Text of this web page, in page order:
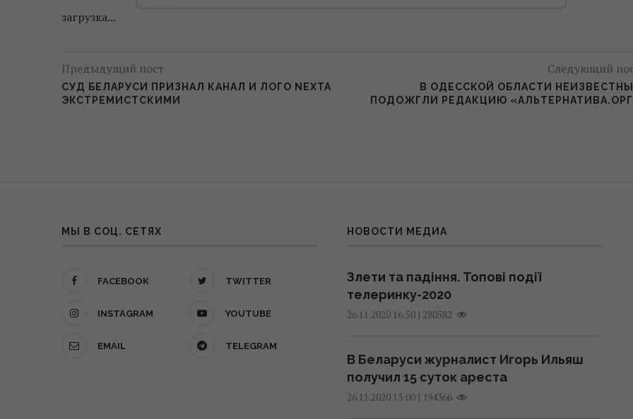
загрузка...
Предыдущий пост
СУД БЕЛАРУСИ ПРИЗНАЛ КАНАЛ И ЛОГО NEXTA
ЭКСТРЕМИСТСКИМИ
Следующий
В ОДЕССКОЙ ОБЛАСТИ
ПОДОЖГЛИ РЕДАКЦИЮ
МЫ В СОЦ. СЕТЯХ
FACEBOOK TWITTER
INSTAGRAM YOUTUBE
EMAIL TELEGRAM
НОВОСТИ МЕДИА
Злети та падіння. Топові події
телеринку-2020
26.11.2020 16:50| 280582
В Беларуси журналист Игорь Ильяш
получил 15 суток ареста
26.11.2020 13:00| 194366